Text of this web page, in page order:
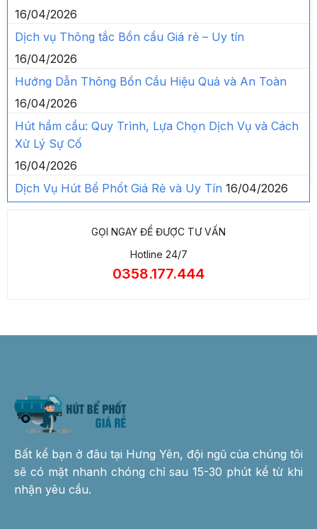
16/04/2026
Dịch vụ Thông tắc Bồn cầu Giá rẻ – Uy tín
16/04/2026
Hướng Dẫn Thông Bồn Cầu Hiệu Quả và An Toàn
16/04/2026
Hút hầm cầu: Quy Trình, Lựa Chọn Dịch Vụ và Cách
Xử Lý Sự Cố
16/04/2026
Dịch Vụ Hút Bể Phốt Giá Rẻ và Uy Tín 16/04/2026
GỌI NGAY ĐỂ ĐƯỢC TƯ VẤN
Hotline 24/7
0358.177.444
Bất kể bạn ở đâu tại Hưng Yên, đội ngũ của chúng tôi
sẽ có mặt nhanh chóng chỉ sau 15-30 phút kể từ khi
nhận yêu cầu.